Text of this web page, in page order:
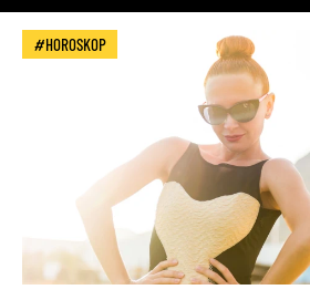
HOROSKOP